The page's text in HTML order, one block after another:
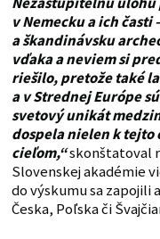
v Nemecku a ich
a škandinávsku
vďaka a neviem si
riešilo, pretože také
a v Strednej Európe
svetový unikát
dospela nielen k tejto
cieľom,“skonštatoval
Slovenskej akadémie
do výskumu sa zapojili
Česka, Poľska či